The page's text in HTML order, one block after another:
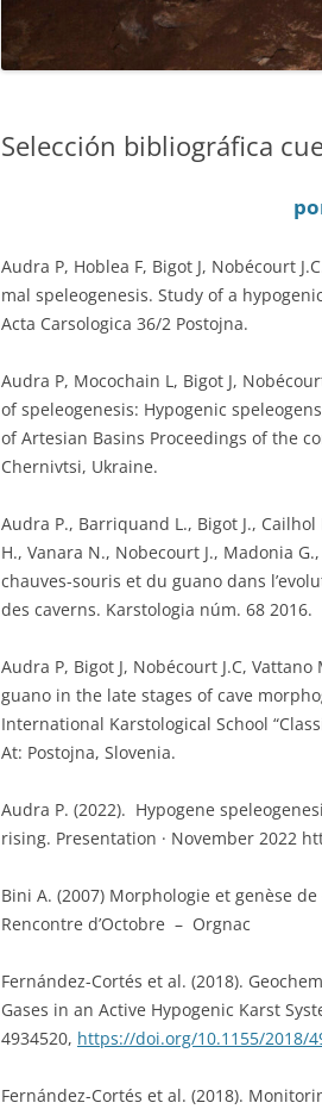
Selección bibliográfica
Audra P, Hoblea F, Bigot J, Nobécourt
mal speleogenesis. Study of a
Acta Carsologica 36/2 Postojna.
Audra P, Mocochain L, Bigot J,
of speleogenesis: Hypogenic
of Artesian Basins Proceedings of the
Chernivtsi, Ukraine.
Audra P., Barriquand L., Bigot J., Cailhol
H., Vanara N., Nobecourt J., Madonia
chauves-souris et du guano dans
des caverns. Karstologia núm. 68 2016.
Audra P, Bigot J, Nobécourt J.C,
guano in the late stages of cave
International Karstological School
At: Postojna, Slovenia.
Audra P. (2022). Hypogene
rising. Presentation · November 2022
Bini A. (2007) Morphologie et genèse
Rencontre d’Octobre – Orgnac
Fernández-Cortés et al. (2018).
Gases in an Active Hypogenic Karst
4934520, https://doi.org/10.1155/2018/
Fernández-Cortés et al. (2018).